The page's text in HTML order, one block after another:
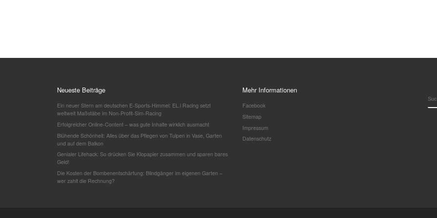
Neueste Beiträge
Ein neuer Stern am deutschen E-Sports-Himmel: EL.i Racing setzt
weltweit Maßstäbe im Non-Profit-Sim-Racing
Erfolgreicher Online-Content – was gute Inhalte wirklich ausmacht
Blühende Schönheit: Alles über das Pflegen von Tulpen in Vase, Garten
und auf dem Balkon
Genialer Lifehack: So drücken Sie Klopapier zusammen und sparen bares
Geld!
Die Kosten der Bombenentschärfung: Blindgänger im eigenen Garten –
wer zahlt die Rechnung?
Mehr Informationen
Facebook
Sitemap
Impressum
Datenschutz